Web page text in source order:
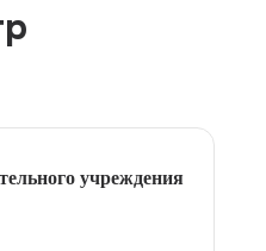
учреждения